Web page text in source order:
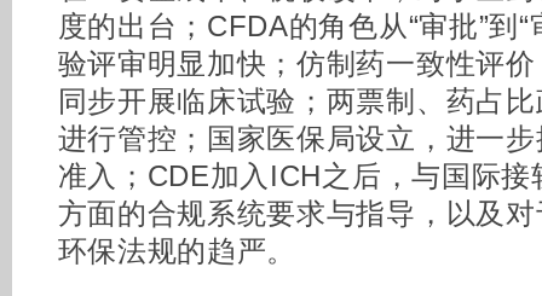
度的出台；CFDA的角色从“审批”到
验评审明显加快；仿制药一致性评
同步开展临床试验；两票制、药占
进行管控；国家医保局设立，进一
准入；CDE加入ICH之后，与国际
方面的合规系统要求与指导，以及
环保法规的趋严。